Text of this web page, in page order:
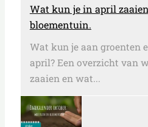
Wat kun je in april
bloementuin.
Wat kun je aan groenten
april? Een overzicht van
zaaien en wat...